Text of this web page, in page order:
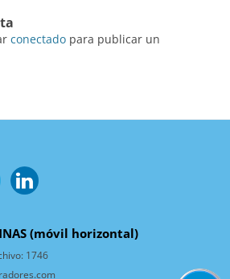
conectado para publicar un
(móvil horizontal)
1746